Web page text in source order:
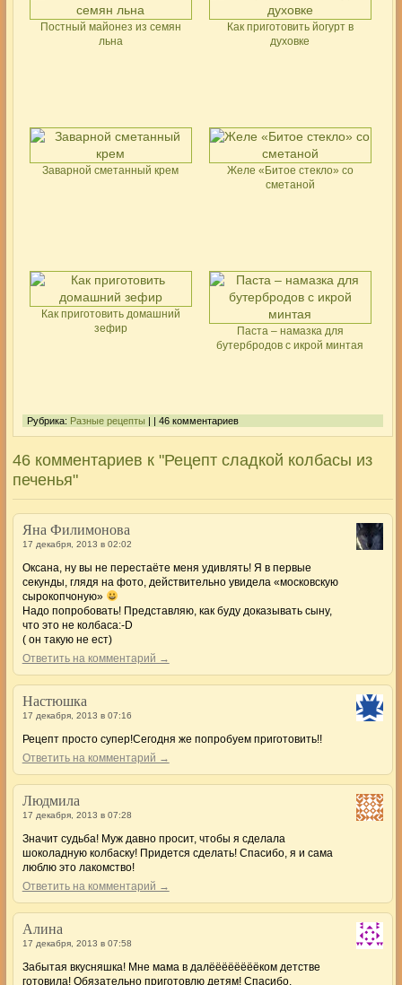
Постный майонез из семян
льна
Как приготовить йогурт в
духовке
Заварной сметанный крем
Желе «Битое стекло» со
сметаной
Как приготовить домашний
зефир
Паста – намазка для
бутербродов с икрой минтая
Рубрика: Разные рецепты | | 46 комментариев
46 комментариев к "Рецепт сладкой колбасы из
печенья"
Яна Филимонова
17 декабря, 2013 в 02:02
Оксана, ну вы не перестаёте меня удивлять! Я в первые
секунды, глядя на фото, действительно увидела «московскую
сырокопчоную»
Надо попробовать! Представляю, как буду доказывать сыну,
что это не колбаса:-D
( он такую не ест)
Ответить на комментарий →
Настюшка
17 декабря, 2013 в 07:16
Рецепт просто супер!Сегодня же попробуем приготовить!!
Ответить на комментарий →
Людмила
17 декабря, 2013 в 07:28
Значит судьба! Муж давно просит, чтобы я сделала
шоколадную колбаску! Придется сделать! Спасибо, я и сама
люблю это лакомство!
Ответить на комментарий →
Алина
17 декабря, 2013 в 07:58
Забытая вкусняшка! Мне мама в далёёёёёёёёком детстве
готовила! Обязательно приготовлю детям! Спасибо.